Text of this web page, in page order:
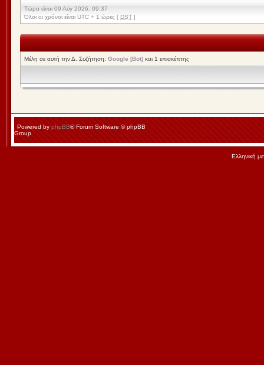
Τώρα είναι 09 Αύγ 2026, 09:37
Όλοι οι χρόνοι είναι UTC + 1 ώρες [ DST ]
Μέλη σε αυτή την Δ. Συζήτηση: Google [Bot] και 1 επισκέπτης
Powered by phpBB® Forum Software © phpBB
Group
Ελληνική